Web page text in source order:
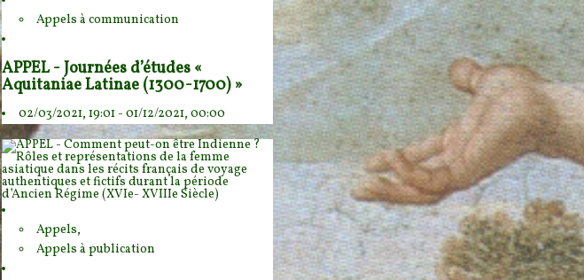
Appels à communication
APPEL - Journées d’études «
Aquitaniae Latinae (1300-1700) »
02/03/2021, 19:01 - 01/12/2021, 00:00
Appels,
Appels à publication